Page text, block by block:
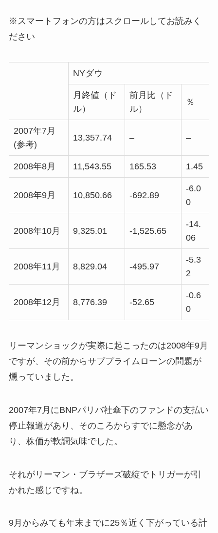
※スマートフォンの方はスクロールしてお読みく
ださい
NYダウ
月終値（ド
ル）
前月比（ド
ル）
％
2007年7月
(参考)
13,357.74 – –
2008年8月 11,543.55 165.53 1.45
2008年9月 10,850.66 -692.89
-6.0
0
2008年10月 9,325.01 -1,525.65
-14.
06
2008年11月 8,829.04 -495.97
-5.3
2
2008年12月 8,776.39 -52.65
-0.6
0
リーマンショックが実際に起こったのは2008年9月
ですが、その前からサブプライムローンの問題が
燻っていました。
2007年7月にBNPパリバ社傘下のファンドの支払い
停止報道があり、そのころからすでに懸念があ
り、株価が軟調気味でした。
それがリーマン・ブラザーズ破綻でトリガーが引
かれた感じですね。
9月からみても年末までに25％近く下がっている計